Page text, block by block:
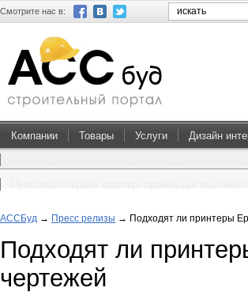
Смотрите нас в:
Компании Товары Услуги Дизайн
АССБуд → Пресс релизы → Подходят ли принтеры
Подходят ли
чертежей